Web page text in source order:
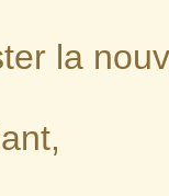
la